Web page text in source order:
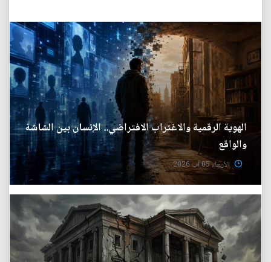
الهوية الرقمية والاغتراب الافتراضي.. الإنسان بين الشاشة
والواقع
الأربعاء 05 آب 2026